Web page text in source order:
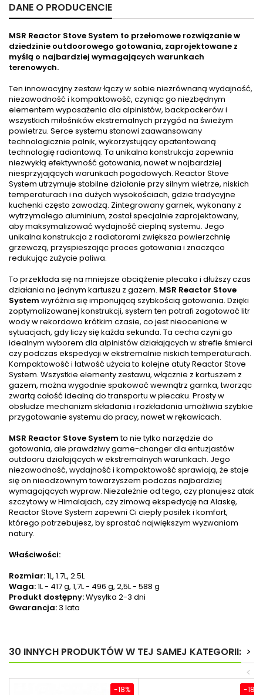
DANE O PRODUCENCIE
MSR Reactor Stove System to przełomowe rozwiązanie w
dziedzinie outdoorowego gotowania, zaprojektowane z
myślą o najbardziej wymagających warunkach
terenowych.
Ten innowacyjny zestaw łączy w sobie niezrównaną wydajność,
niezawodność i kompaktowość, czyniąc go niezbędnym
elementem wyposażenia dla alpinistów, backpackerów i
wszystkich miłośników ekstremalnych przygód na świeżym
powietrzu. Serce systemu stanowi zaawansowany
technologicznie palnik, wykorzystujący opatentowaną
technologię radiantową. Ta unikalna konstrukcja zapewnia
niezwykłą efektywność gotowania, nawet w najbardziej
niesprzyjających warunkach pogodowych. Reactor Stove
System utrzymuje stabilne działanie przy silnym wietrze, niskich
temperaturach i na dużych wysokościach, gdzie tradycyjne
kuchenki często zawodzą. Zintegrowany garnek, wykonany z
wytrzymałego aluminium, został specjalnie zaprojektowany,
aby maksymalizować wydajność cieplną systemu. Jego
unikalna konstrukcja z radiatorami zwiększa powierzchnię
grzewczą, przyspieszając proces gotowania i znacząco
redukując zużycie paliwa.
To przekłada się na mniejsze obciążenie plecaka i dłuższy czas
działania na jednym kartuszu z gazem. MSR Reactor Stove
System wyróżnia się imponującą szybkością gotowania. Dzięki
zoptymalizowanej konstrukcji, system ten potrafi zagotować litr
wody w rekordowo krótkim czasie, co jest nieocenione w
sytuacjach, gdy liczy się każda sekunda. Ta cecha czyni go
idealnym wyborem dla alpinistów działających w strefie śmierci
czy podczas ekspedycji w ekstremalnie niskich temperaturach.
Kompaktowość i łatwość użycia to kolejne atuty Reactor Stove
System. Wszystkie elementy zestawu, włącznie z kartuszem z
gazem, można wygodnie spakować wewnątrz garnka, tworząc
zwartą całość idealną do transportu w plecaku. Prosty w
obsłudze mechanizm składania i rozkładania umożliwia szybkie
przygotowanie systemu do pracy, nawet w rękawicach.
MSR Reactor Stove Systemto nie tylko narzędzie do
gotowania, ale prawdziwy game-changer dla entuzjastów
outdooru działających w ekstremalnych warunkach. Jego
niezawodność, wydajność i kompaktowość sprawiają, że staje
się on nieodzownym towarzyszem podczas najbardziej
wymagających wypraw. Niezależnie od tego, czy planujesz atak
szczytowy w Himalajach, czy zimową ekspedycję na Alaskę,
Reactor Stove System zapewni Ci ciepły posiłek i komfort,
którego potrzebujesz, by sprostać największym wyzwaniom
natury.
Właściwości:
Rozmiar:1L, 1.7L, 2.5L
Waga:1L - 417 g, 1,7L - 496 g, 2,5L - 588 g
Produkt dostępny:Wysyłka 2-3 dni
Gwarancja:3 lata
30 INNYCH PRODUKTÓW W TEJ SAMEJ KATEGORII: >
<
-18% -18%